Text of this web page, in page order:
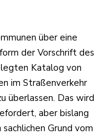
über eine
der Vorschrift des
Katalog von
im Straßenverkehr
überlassen. Das wird
aber bislang
Grund vom